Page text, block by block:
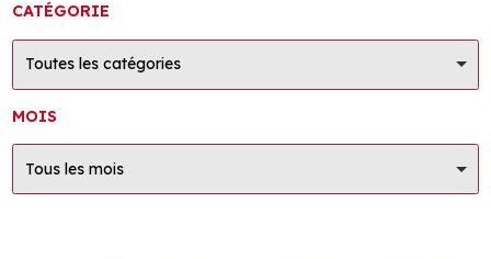
CATÉGORIE
Toutes les catégories
MOIS
Tous les mois